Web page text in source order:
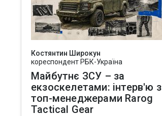
Костянтин Широкун
кореспондент РБК-Україна
Майбутнє ЗСУ – за
екзоскелетами: інтерв'ю з
топ-менеджерами Rarog
Tactical Gear